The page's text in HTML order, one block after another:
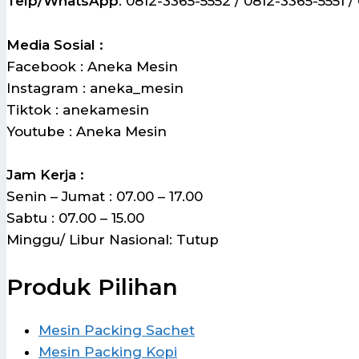
Media Sosial :
Facebook : Aneka Mesin
Instagram : aneka_mesin
Tiktok : anekamesin
Youtube : Aneka Mesin
Jam Kerja :
Senin – Jumat : 07.00 – 17.00
Sabtu : 07.00 – 15.00
Minggu/ Libur Nasional: Tutup
Produk Pilihan
Mesin Packing Sachet
Mesin Packing Kopi